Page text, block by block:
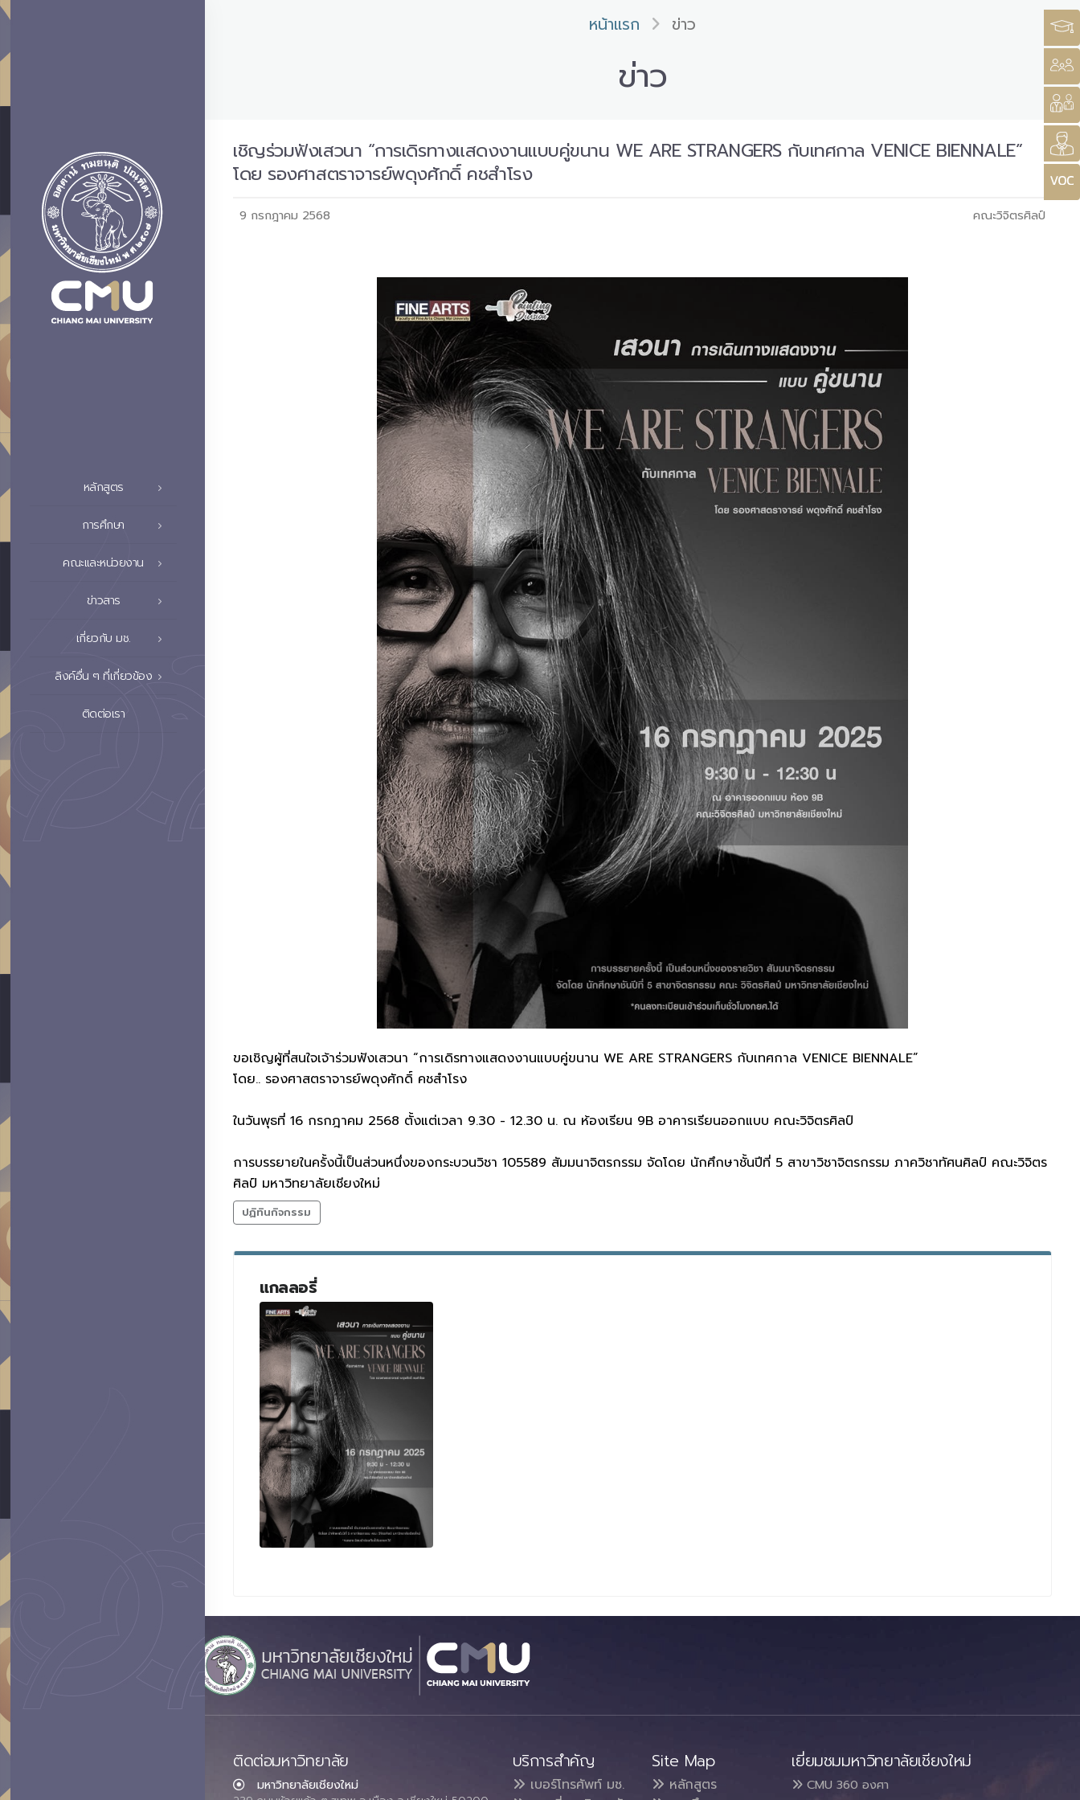
หลักสูตร
การศึกษา
คณะและหน่วยงาน
ข่าวสาร
เกี่ยวกับ มช.
ลิงค์อื่น ๆ ที่เกี่ยวข้อง
ติดต่อเรา
หน้าแรก ข่าว
ข่าว
เชิญร่วมฟังเสวนา “การเดิรทางแสดงงานแบบคู่ขนาน WE ARE STRANGERS กับเทศกาล VENICE BIENNALE”
โดย รองศาสตราจารย์พดุงศักดิ์ คชสำโรง
9 กรกฎาคม 2568 คณะวิจิตรศิลป์
ขอเชิญผู้ที่สนใจเจ้าร่วมฟังเสวนา “การเดิรทางแสดงงานแบบคู่ขนาน WE ARE STRANGERS กับเทศกาล VENICE BIENNALE”
โดย.. รองศาสตราจารย์พดุงศักดิ์ คชสำโรง
ในวันพุธที่ 16 กรกฎาคม 2568 ตั้งแต่เวลา 9.30 - 12.30 น. ณ ห้องเรียน 9B อาคารเรียนออกแบบ คณะวิจิตรศิลป์
การบรรยายในครั้งนี้เป็นส่วนหนึ่งของกระบวนวิชา 105589 สัมมนาจิตรกรรม จัดโดย นักศึกษาชั้นปีที่ 5 สาขาวิชาจิตรกรรม ภาควิชาทัศนศิลป์ คณะวิจิตร
ศิลป์ มหาวิทยาลัยเชียงใหม่
ปฏิทินกิจกรรม
แกลลอรี่
ติดต่อมหาวิทยาลัย
มหาวิทยาลัยเชียงใหม่
บริการสำคัญ
เบอร์โทรศัพท์ มช.
Site Map
หลักสูตร
เยี่ยมชมมหาวิทยาลัยเชียงใหม่
CMU 360 องศา